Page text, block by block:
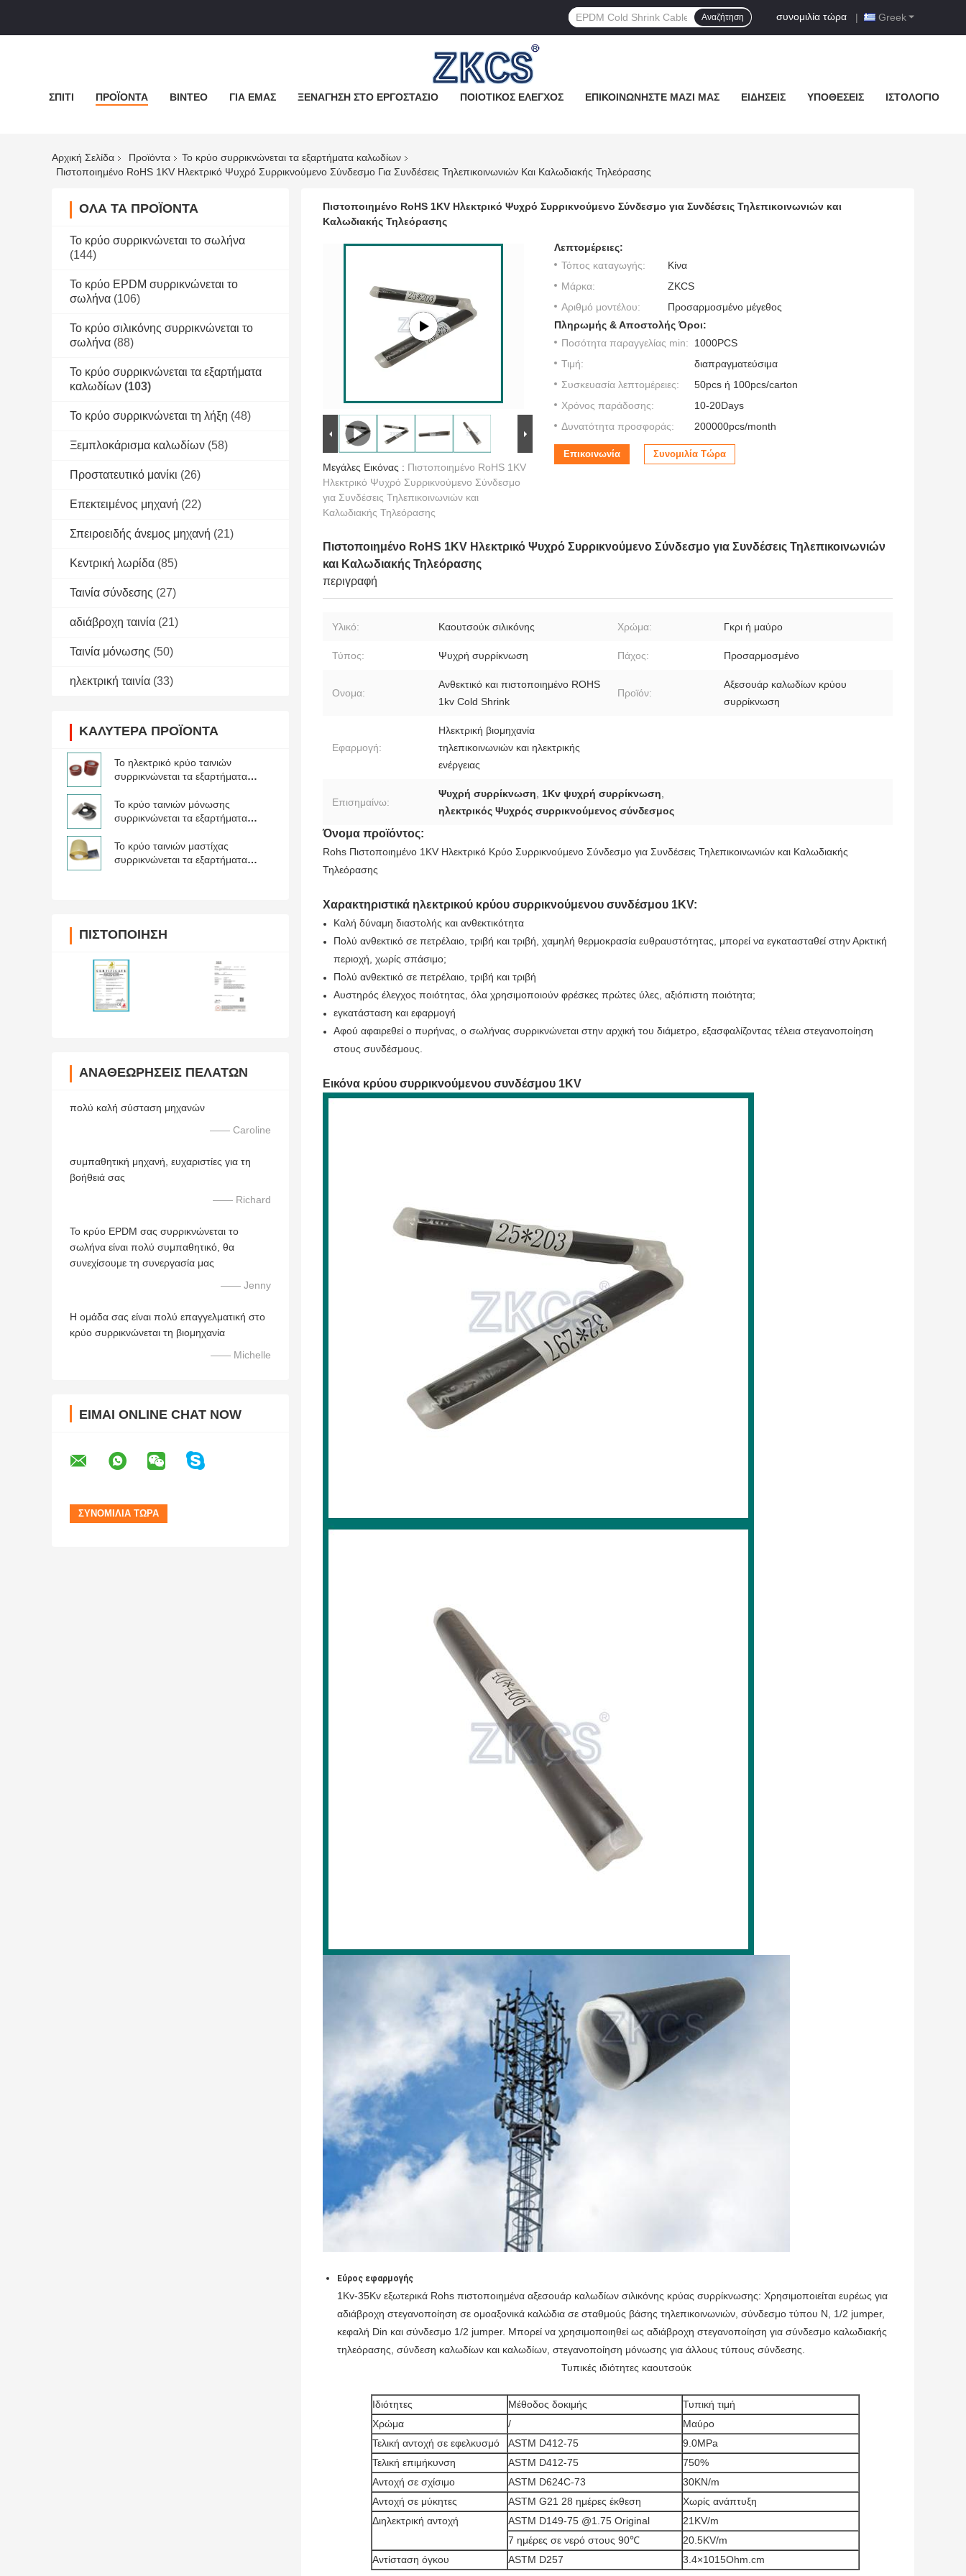
Greek
συνομιλία τώρα |
Αναζήτηση
ΣΠΊΤΙ ΠΡΟΪΌΝΤΑ ΒΊΝΤΕΟ ΓΙΑ ΕΜΆΣ ΞΕΝΆΓΗΣΗ ΣΤΟ ΕΡΓΟΣΤΆΣΙΟ ΠΟΙΟΤΙΚΌΣ ΈΛΕΓΧΟΣ ΕΠΙΚΟΙΝΩΝΉΣΤΕ ΜΑΖΊ ΜΑΣ ΕΙΔΉΣΕΙΣ ΥΠΟΘΈΣΕΙΣ ΙΣΤΟΛΌΓΙΟ
Αρχική Σελίδα Προϊόντα
Το κρύο συρρικνώνεται τα εξαρτήματα καλωδίων
Πιστοποιημένο RoHS 1KV Ηλεκτρικό Ψυχρό Συρρικνούμενο Σύνδεσμο Για Συνδέσεις Τηλεπικοινωνιών Και Καλωδιακής Τηλεόρασης
ΌΛΑ ΤΑ ΠΡΟΪΌΝΤΑ
Το κρύο συρρικνώνεται το σωλήνα
(144)
Το κρύο EPDM συρρικνώνεται το
σωλήνα (106)
Το κρύο σιλικόνης συρρικνώνεται το
σωλήνα (88)
Το κρύο συρρικνώνεται τα εξαρτήματα
καλωδίων (103)
Το κρύο συρρικνώνεται τη λήξη (48)
Ξεμπλοκάρισμα καλωδίων (58)
Προστατευτικό μανίκι (26)
Επεκτειμένος μηχανή (22)
Σπειροειδής άνεμος μηχανή (21)
Κεντρική λωρίδα (85)
Ταινία σύνδεσης (27)
αδιάβροχη ταινία (21)
Ταινία μόνωσης (50)
ηλεκτρική ταινία (33)
ΚΑΛΎΤΕΡΑ ΠΡΟΪΌΝΤΑ
Το ηλεκτρικό κρύο ταινιών
συρρικνώνεται τα εξαρτήματα
Το κρύο ταινιών μόνωσης
συρρικνώνεται τα εξαρτήματα
Το κρύο ταινιών μαστίχας
συρρικνώνεται τα εξαρτήματα
ΠΙΣΤΟΠΟΊΗΣΗ
ΑΝΑΘΕΩΡΉΣΕΙΣ ΠΕΛΑΤΏΝ
πολύ καλή σύσταση μηχανών
—— Caroline
συμπαθητική μηχανή, ευχαριστίες για τη
βοήθειά σας
—— Richard
Το κρύο EPDM σας συρρικνώνεται το
σωλήνα είναι πολύ συμπαθητικό, θα
συνεχίσουμε τη συνεργασία μας
—— Jenny
Η ομάδα σας είναι πολύ επαγγελματική στο
κρύο συρρικνώνεται τη βιομηχανία
—— Michelle
ΕΊΜΑΙ ONLINE CHAT NOW
Πιστοποιημένο RoHS 1KV Ηλεκτρικό Ψυχρό Συρρικνούμενο Σύνδεσμο για Συνδέσεις Τηλεπικοινωνιών και
Καλωδιακής Τηλεόρασης
Μεγάλες Εικόνας : Πιστοποιημένο RoHS 1KV
Ηλεκτρικό Ψυχρό Συρρικνούμενο Σύνδεσμο
για Συνδέσεις Τηλεπικοινωνιών και
Καλωδιακής Τηλεόρασης
Λεπτομέρειες:
Τόπος καταγωγής:
Κίνα
Μάρκα:
ZKCS
Αριθμό μοντέλου:
Προσαρμοσμένο μέγεθος
Πληρωμής & Αποστολής Όροι:
Ποσότητα παραγγελίας min:
1000PCS
Τιμή:
διαπραγματεύσιμα
Συσκευασία λεπτομέρειες:
50pcs ή 100pcs/carton
Χρόνος παράδοσης:
10-20Days
Δυνατότητα προσφοράς:
200000pcs/month
Επικοινωνία Συνομιλία Τώρα
Πιστοποιημένο RoHS 1KV Ηλεκτρικό Ψυχρό Συρρικνούμενο Σύνδεσμο για Συνδέσεις Τηλεπικοινωνιών
και Καλωδιακής Τηλεόρασης
περιγραφή
Υλικό: Καουτσούκ σιλικόνης Χρώμα: Γκρι ή μαύρο
Τύπος: Ψυχρή συρρίκνωση Πάχος: Προσαρμοσμένο
Ονομα:
Ανθεκτικό και πιστοποιημένο ROHS
1kv Cold Shrink
Προϊόν:
Αξεσουάρ καλωδίων κρύου
συρρίκνωση
Εφαρμογή:
Ηλεκτρική βιομηχανία
τηλεπικοινωνιών και ηλεκτρικής
ενέργειας
Επισημαίνω:
Ψυχρή συρρίκνωση 1Kv ψυχρή συρρίκνωση
ηλεκτρικός Ψυχρός συρρικνούμενος σύνδεσμος
Όνομα προϊόντος:
Rohs Πιστοποιημένο 1KV Ηλεκτρικό Κρύο Συρρικνούμενο Σύνδεσμο για Συνδέσεις Τηλεπικοινωνιών και Καλωδιακής
Τηλεόρασης
Χαρακτηριστικά ηλεκτρικού κρύου συρρικνούμενου συνδέσμου 1KV:
Καλή δύναμη διαστολής και ανθεκτικότητα
Πολύ ανθεκτικό σε πετρέλαιο, τριβή και τριβή, χαμηλή θερμοκρασία ευθραυστότητας, μπορεί να εγκατασταθεί στην Αρκτική
περιοχή, χωρίς σπάσιμο;
Πολύ ανθεκτικό σε πετρέλαιο, τριβή και τριβή
Αυστηρός έλεγχος ποιότητας, όλα χρησιμοποιούν φρέσκες πρώτες ύλες, αξιόπιστη ποιότητα;
εγκατάσταση και εφαρμογή
Αφού αφαιρεθεί ο πυρήνας, ο σωλήνας συρρικνώνεται στην αρχική του διάμετρο, εξασφαλίζοντας τέλεια στεγανοποίηση
στους συνδέσμους.
Εικόνα κρύου συρρικνούμενου συνδέσμου 1KV
Εύρος εφαρμογής
1Kv-35Kv εξωτερικά Rohs πιστοποιημένα αξεσουάρ καλωδίων σιλικόνης κρύας συρρίκνωσης: Χρησιμοποιείται ευρέως για
αδιάβροχη στεγανοποίηση σε ομοαξονικά καλώδια σε σταθμούς βάσης τηλεπικοινωνιών, σύνδεσμο τύπου N, 1/2 jumper,
κεφαλή Din και σύνδεσμο 1/2 jumper. Μπορεί να χρησιμοποιηθεί ως αδιάβροχη στεγανοποίηση για σύνδεσμο καλωδιακής
τηλεόρασης, σύνδεση καλωδίων και καλωδίων, στεγανοποίηση μόνωσης για άλλους τύπους σύνδεσης.
Τυπικές ιδιότητες καουτσούκ
Ιδιότητες Μέθοδος δοκιμής
Τυπική τιμή
Χρώμα
/
Μαύρο
Τελική αντοχή σε εφελκυσμό
ASTM D412-75
9.0MPa
Τελική επιμήκυνση
ASTM D412-75
750%
Αντοχή σε σχίσιμο
ASTM D624C-73
30KN/m
Αντοχή σε μύκητες
ASTM G21 28 ημέρες έκθεση
Χωρίς ανάπτυξη
Διηλεκτρική αντοχή
ASTM D149-75 @1.75 Original
21KV/m
7 ημέρες σε νερό στους 90℃
20.5KV/m
Αντίσταση όγκου
ASTM D257 3.4×1015Ohm.cm